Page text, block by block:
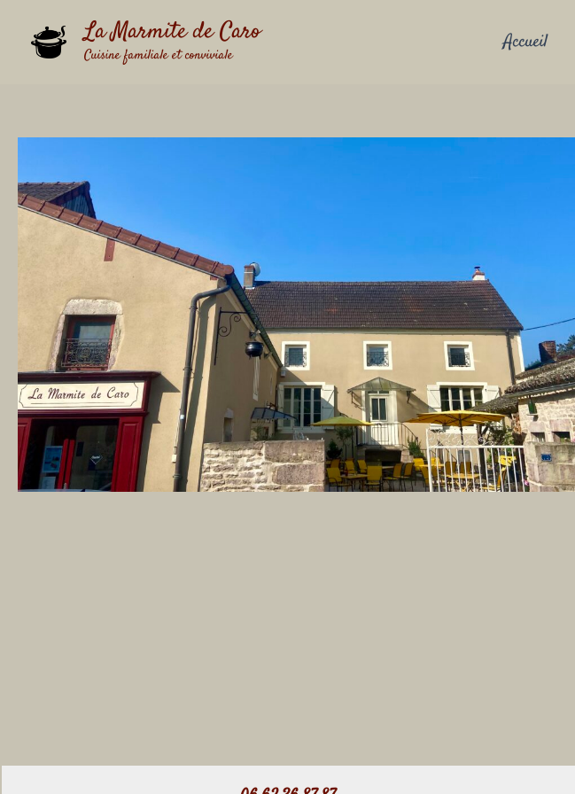
contenu
La Marmite de Caro
Cuisine familiale et conviviale
Accueil